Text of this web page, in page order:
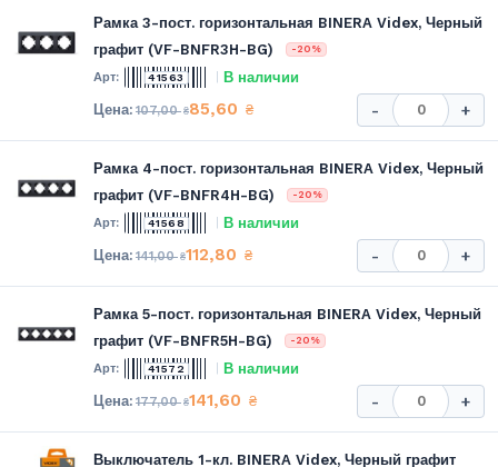
Рамка 3-пост. горизонтальная BINERA Videx, Черный
графит (VF-BNFR3H-BG)
-20%
41563 В наличии
107,00₴85,60 ₴ - +
Рамка 4-пост. горизонтальная BINERA Videx, Черный
графит (VF-BNFR4H-BG)
-20%
41568 В наличии
141,00₴112,80 ₴ - +
Рамка 5-пост. горизонтальная BINERA Videx, Черный
графит (VF-BNFR5H-BG)
-20%
41572 В наличии
177,00₴141,60 ₴ - +
Выключатель 1-кл. BINERA Videx, Черный графит